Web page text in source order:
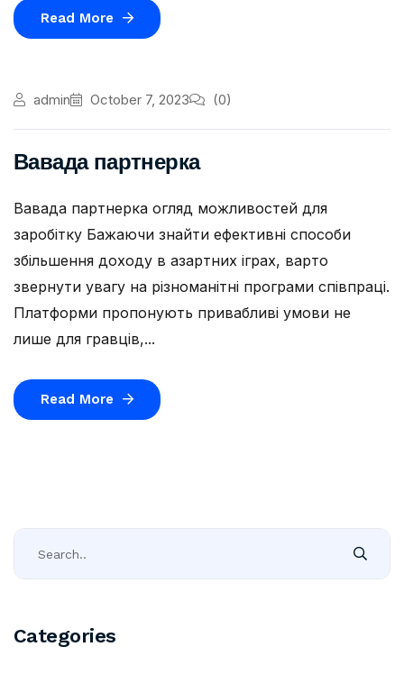
Read More
admin October 7, 2023 (0)
Вавада партнерка
Вавада партнерка огляд можливостей для
заробітку Бажаючи знайти ефективні способи
збільшення доходу в азартних іграх, варто
звернути увагу на різноманітні програми співпраці.
Платформи пропонують привабливі умови не
лише для гравців,...
Read More
Categories